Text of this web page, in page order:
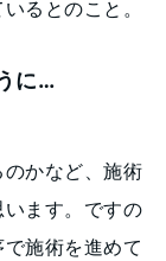
るとのこと。
に…
のかなど、施術
ます。ですの
施術を進めて